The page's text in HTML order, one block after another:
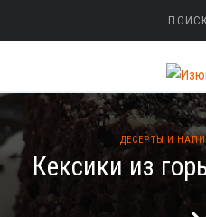
ДЕСЕРТЫ И
Кексики из